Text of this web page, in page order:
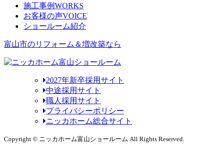
施工事例WORKS
お客様の声VOICE
ショールーム紹介
富山市のリフォーム＆増改築なら
2027年新卒採用サイト
中途採用サイト
職人採用サイト
プライバシーポリシー
ニッカホーム総合サイト
Copyright © ニッカホーム富山ショールーム All Rights Reserved.